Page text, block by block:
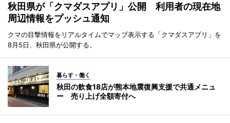
秋田県が「クマダスアプリ」公開 利用者の現在地
周辺情報をプッシュ通知
クマの目撃情報をリアルタイムでマップ表示する「クマダスアプリ」を
8月5日、秋田県が公開する。
暮らす・働く
秋田の飲食18店が熊本地震復興支援で共通メニュ
ー 売り上げ全額寄付へ